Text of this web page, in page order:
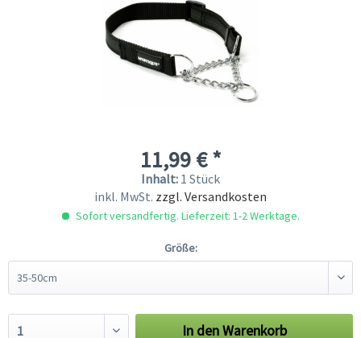
11,99 € *
Inhalt: 1 Stück
inkl. MwSt. zzgl. Versandkosten
Sofort versandfertig. Lieferzeit: 1-2 Werktage.
Größe:
In denWarenkorb